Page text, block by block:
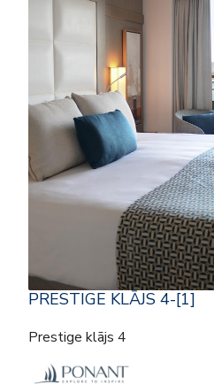
PRESTIGE KLĀJS 4-[1]
Prestige klājs 4